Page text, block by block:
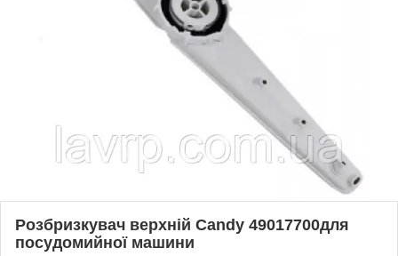
Розбризкувач верхній Candy 49017700для
посудомийної машини